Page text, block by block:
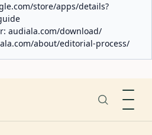
store/apps/details?
audiala.com/download/
about/editorial-process/